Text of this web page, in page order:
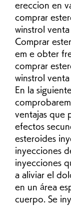
ereccion en
comprar
winstrol venta
Comprar
em e obter
comprar
winstrol venta
En la
ventajas que
efectos
esteroides
inyecciones
inyecciones
a aliviar el
en un área
cuerpo. Se